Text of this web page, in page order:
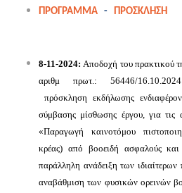
ΠΡΟΓΡΑΜΜΑ - ΠΡΟΣΚΛΗΣΗ
8-11-2024:Αποδοχή του πρακτικού
αριθμ πρωτ.: 56446/
πρόσκληση εκδήλωσης
σύμβασης μίσθωσης έργου, για τις
«Παραγωγή καινοτόμου
κρέας) από βοοειδή ασφαλούς
παράλληλη ανάδειξη των
αναβάθμιση των φυσικών ορεινών